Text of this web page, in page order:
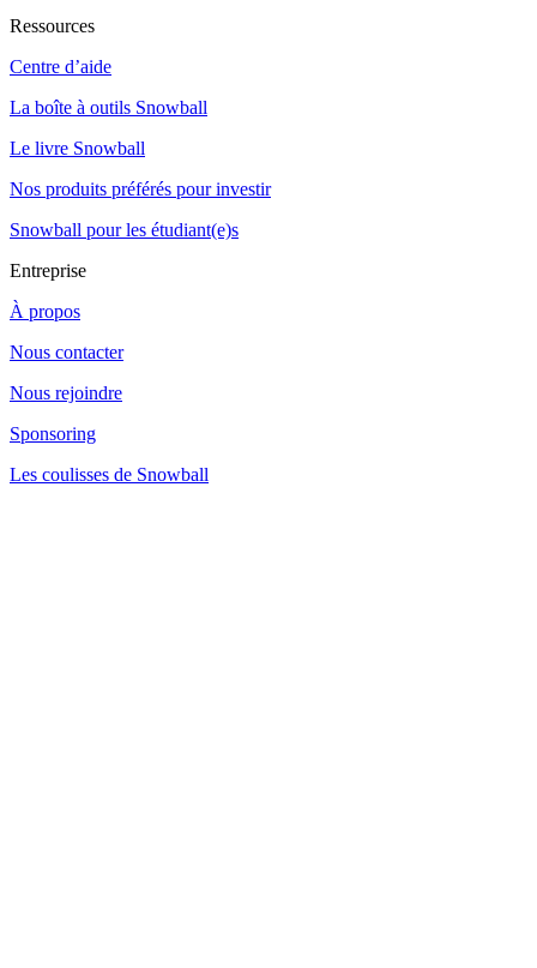
Ressources
Centre d’aide
La boîte à outils Snowball
Le livre Snowball
Nos produits préférés pour investir
Snowball pour les étudiant(e)s
Entreprise
À propos
Nous contacter
Nous rejoindre
Sponsoring
Les coulisses de Snowball